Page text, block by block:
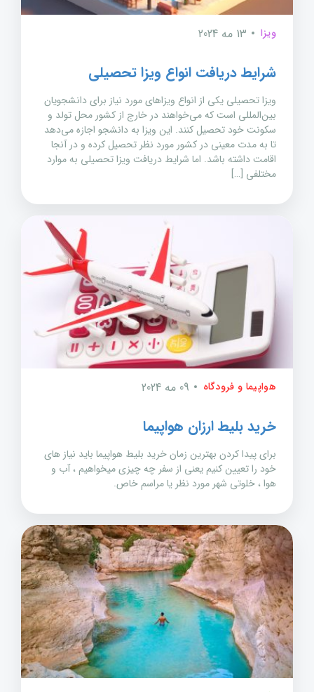
ویزا 13 مه 2024
شرایط دریافت انواع ویزا تحصیلی
ویزا تحصیلی یکی از انواع ویزاهای مورد نیاز برای دانشجویان
بین‌المللی است که می‌خواهند در خارج از کشور محل تولد و
سکونت خود تحصیل کنند. این ویزا به دانشجو اجازه می‌دهد
تا به مدت معینی در کشور مورد نظر تحصیل کرده و در آنجا
اقامت داشته باشد. اما شرایط دریافت ویزا تحصیلی به موارد
مختلفی […]
هواپیما و فرودگاه 09 مه 2024
خرید بلیط ارزان هواپیما
برای پیدا کردن بهترین زمان خرید بلیط هواپیما باید نیاز های
خود را تعیین کنیم یعنی از سفر چه چیزی میخواهیم ، آب و
هوا ، خلوتی شهر مورد نظر یا مراسم خاص.